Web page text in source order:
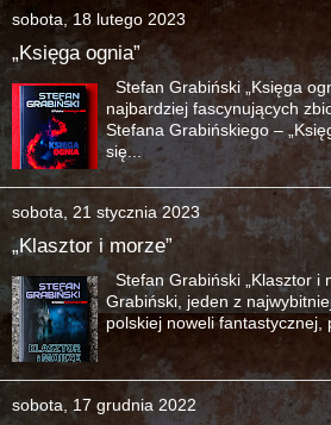
sobota, 18 lutego 2023
„Księga ognia”
Stefan Grabiński „Księga
najbardziej fascynujących
Stefana Grabińskiego –
się...
sobota, 21 stycznia 2023
„Klasztor i morze”
Stefan Grabiński „Klasztor i
Grabiński, jeden z
polskiej noweli fantastycznej,
sobota, 17 grudnia 2022